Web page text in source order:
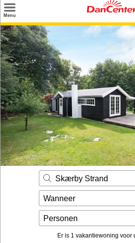
Menu
Zoeken
Inspiratie
Informatie over
Service
Kontakt
Skærby Strand
Wanneer
Personen
Er is 1 vakantiewoning voor